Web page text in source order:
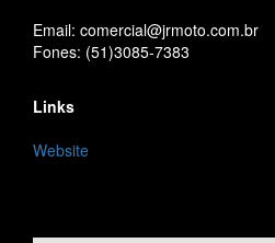
Email: comercial@jrmoto.com.br
Fones: (51)3085-7383
Links
Website